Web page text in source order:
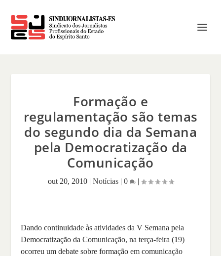
Formação e
regulamentação são temas
do segundo dia da Semana
pela Democratização da
Comunicação
out 20, 2010| Notícias| 0 |
Dando continuidade às atividades da V Semana pela
Democratização da Comunicação, na terça-feira (19)
ocorreu um debate sobre formação em comunicação